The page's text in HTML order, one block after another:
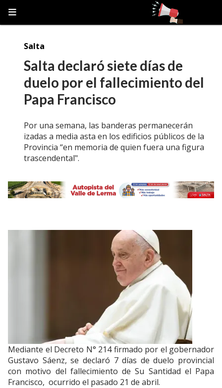
Salta declaró siete días de
duelo por el fallecimiento del
Papa Francisco
Por una semana, las banderas permanecerán
izadas a media asta en los edificios públicos de la
Provincia “en memoria de quien fuera una figura
trascendental".
Salta
Mediante el Decreto N° 214 firmado por el gobernador
Gustavo Sáenz, se declaró 7 días de duelo provincial
con motivo del fallecimiento de Su Santidad el Papa
Francisco, ocurrido el pasado 21 de abril.